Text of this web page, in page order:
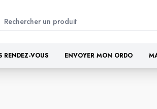
RENDEZ-VOUS ENVOYER MON ORDO